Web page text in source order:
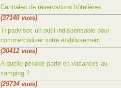
Centrales de réservations hôtelières
(37140 vues)
Tripadvisor, un outil indispensable pour
commercialiser votre établissement
(30412 vues)
A quelle période partir en vacances au
camping ?
(29734 vues)